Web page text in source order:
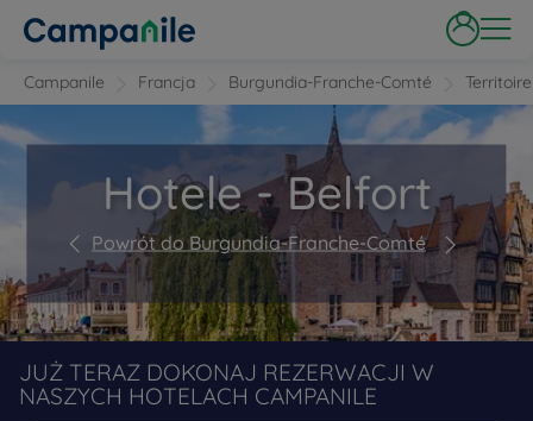
Campanile Francja Burgundia-Franche-Comté
Hotele - Belfort
Powrót do Burgundia-Franche-Comté
JUŻ TERAZ DOKONAJ REZERWACJI W
NASZYCH HOTELACH CAMPANILE